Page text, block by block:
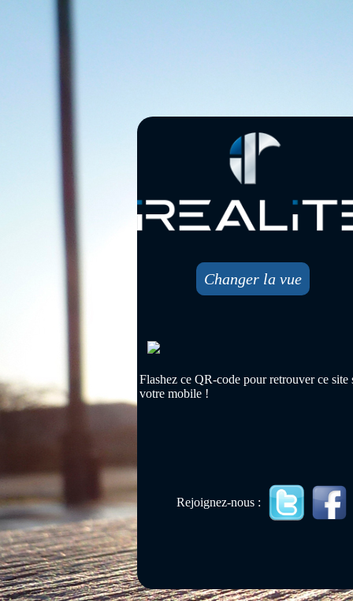
Changer la vue
Flashez ce QR-code pour retrouver ce site
votre mobile !
Rejoignez-nous :